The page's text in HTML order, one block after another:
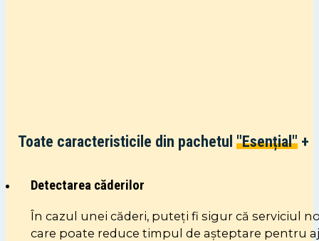
Toate caracteristicile din pachetul"Esențial" +
Detectarea căderilor
În cazul unei căderi, puteți fi sigur că serviciul
care poate reduce timpul de așteptare pentru